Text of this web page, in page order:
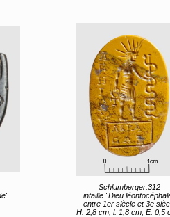
Schlumberger.312
intaille "Dieu
entre 1er siècle et 3e
H. 2,8 cm, l. 1,8 cm, E. 0,5